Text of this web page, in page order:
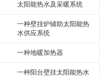
太阳能热水及采暖系统
一种壁挂炉辅助太阳能热
水供应系统
一种地暖加热器
一种阳台壁挂太阳能热水